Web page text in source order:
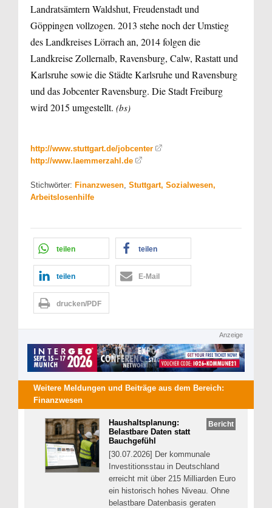
Landratsämtern Waldshut, Freudenstadt und
Göppingen vollzogen. 2013 stehe noch der Umstieg
des Landkreises Lörrach an, 2014 folgen die
Landkreise Zollernalb, Ravensburg, Calw, Rastatt und
Karlsruhe sowie die Städte Karlsruhe und Ravensburg
und das Jobcenter Ravensburg. Die Stadt Freiburg
wird 2015 umgestellt. (bs)
http://www.stuttgart.de/jobcenter
http://www.laemmerzahl.de
Stichwörter: Finanzwesen, Stuttgart, Sozialwesen,
Arbeitslosenhilfe
teilen teilen
teilen E-Mail
drucken/PDF
Anzeige
Weitere Meldungen und Beiträge aus dem Bereich:
Finanzwesen
Bericht
Haushaltsplanung:
Belastbare Daten statt
Bauchgefühl
[30.07.2026] Der kommunale
Investitionsstau in Deutschland
erreicht mit über 215 Milliarden Euro
ein historisch hohes Niveau. Ohne
belastbare Datenbasis geraten